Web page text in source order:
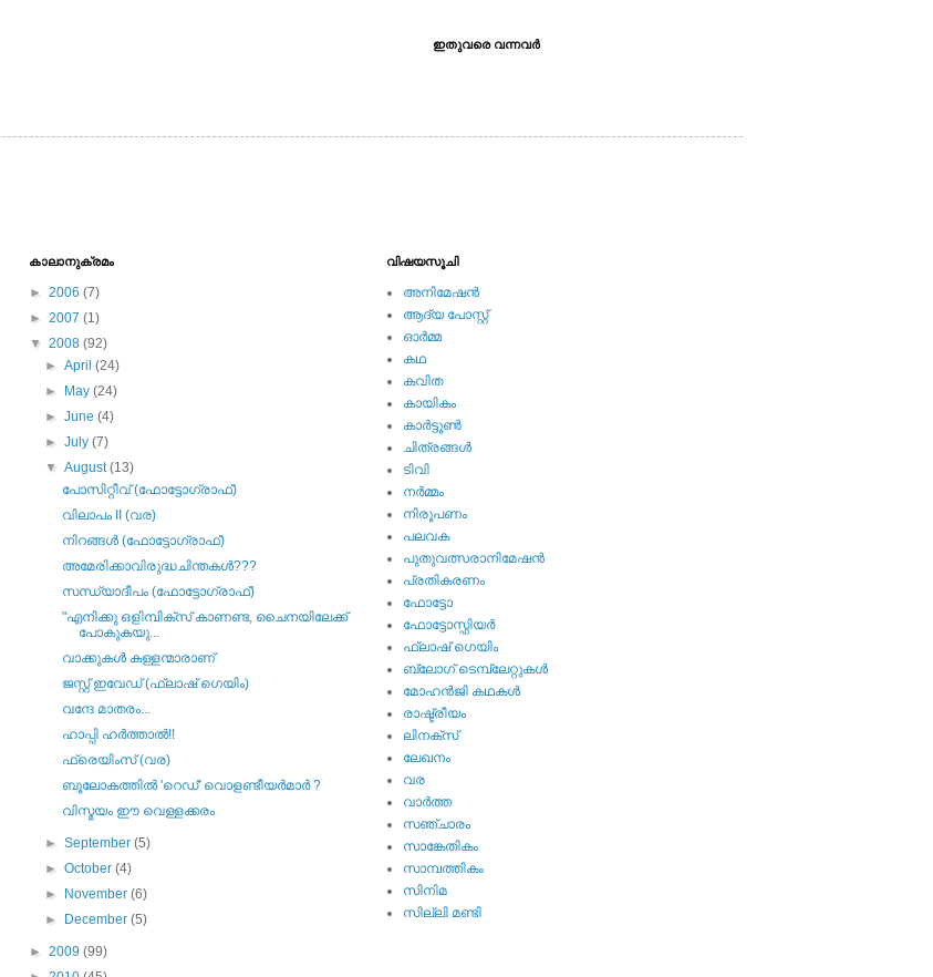
ഇതുവരെ വന്നവര്‍
കാലാനുക്രമം
► 2006 (7)
► 2007 (1)
▼ 2008 (92)
►April(24)
► May(24)
►June(4)
►July(7)
▼August(13)
പോസിറ്റീവ്‌ (ഫോട്ടോഗ്രാഫ്‌)
വിലാപം II (വര)
നിറങ്ങള്‍ (ഫോട്ടോഗ്രാഫ്‌)
അമേരിക്കാവിരുദ്ധചിന്തകള്‍???
സന്ധ്യാദീപം (ഫോട്ടോഗ്രാഫ്‌)
"എനിക്കു ഒളിമ്പിക്സ്‌ കാണണ്ട, ചൈനയിലേക്ക്‌
പോകുകയു...
വാക്കുകള്‍ കള്ളന്മാരാണ്‌
ജസ്റ്റ്‌ ഇവേഡ്‌ (ഫ്ലാഷ്‌ ഗെയിം)
വന്ദേ മാതരം...
ഹാപ്പി ഹര്‍ത്താല്‍!!
ഫ്രെയിംസ്‌ (വര)
ബൂലോകത്തില്‍ 'റെഡ്‌' വൊളണ്ടീയര്‍മാര്‍ ?
വിസ്മയം ഈ വെള്ളക്കരം
►September(5)
►October(4)
► November(6)
► December(5)
► 2009 (99)
വിഷയസൂചി
അനിമേഷന്‍
ആദ്യ പോസ്റ്റ്
ഓര്‍മ്മ
കഥ
കവിത
കായികം
കാര്‍ട്ടൂണ്‍
ചിത്രങ്ങള്‍
ടിവി
നര്‍മ്മം
നിരൂപണം
പലവക
പുതുവത്സരാനിമേഷന്‍
പ്രതികരണം
ഫോട്ടോ
ഫോട്ടോസ്ഫിയര്‍
ഫ്ലാഷ്‌ ഗെയിം
ബ്ലോഗ് ടെമ്പ്ലേറ്റുകള്‍
മോഹന്‍ജി കഥകള്‍
രാഷ്ട്രീയം
ലിനക്സ്
ലേഖനം
വര
വാര്‍ത്ത
സഞ്ചാരം
സാങ്കേതികം
സാമ്പത്തികം
സിനിമ
സില്ലി മണ്ടി